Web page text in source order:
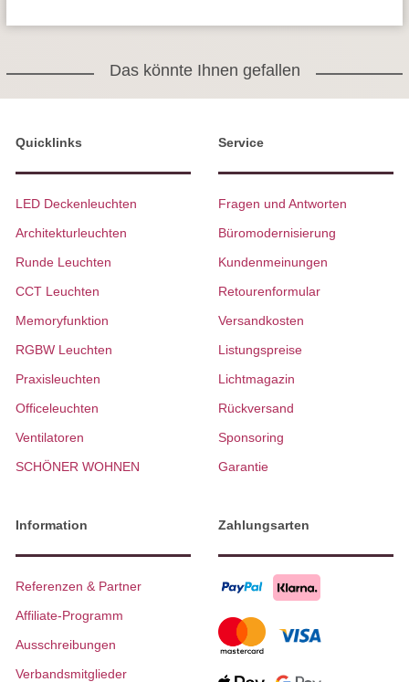
Das könnte Ihnen gefallen
Quicklinks
LED Deckenleuchten
Architekturleuchten
Runde Leuchten
CCT Leuchten
Memoryfunktion
RGBW Leuchten
Praxisleuchten
Officeleuchten
Ventilatoren
SCHÖNER WOHNEN
Service
Fragen und Antworten
Büromodernisierung
Kundenmeinungen
Retourenformular
Versandkosten
Listungspreise
Lichtmagazin
Rückversand
Sponsoring
Garantie
Information
Referenzen & Partner
Affiliate-Programm
Ausschreibungen
Verbandsmitglieder
Zahlungsarten